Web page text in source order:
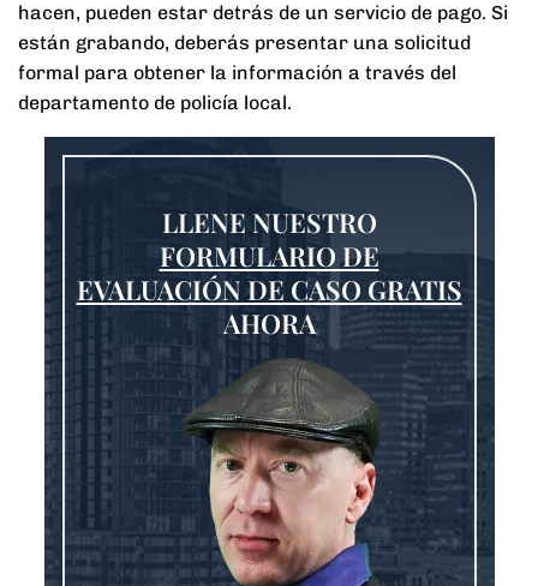
hacen, pueden estar detrás de un servicio de pago. Si
están grabando, deberás presentar una solicitud
formal para obtener la información a través del
departamento de policía local.
LLENE NUESTRO
FORMULARIO DE
EVALUACIÓN DE CASO GRATIS
AHORA